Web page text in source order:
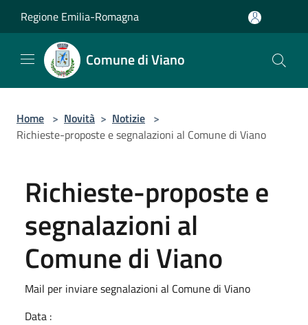
Regione Emilia-Romagna
Comune di Viano
Home > Novità > Notizie >
Richieste-proposte e segnalazioni al Comune di Viano
Richieste-proposte e
segnalazioni al
Comune di Viano
Mail per inviare segnalazioni al Comune di Viano
Data :